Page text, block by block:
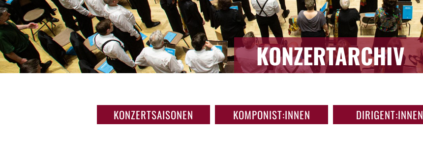
KONZERTARCHIV
KONZERTSAISONEN KOMPONIST:INNEN DIRIGENT:INNEN